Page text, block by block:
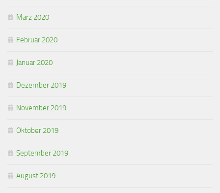
März 2020
Februar 2020
Januar 2020
Dezember 2019
November 2019
Oktober 2019
September 2019
August 2019